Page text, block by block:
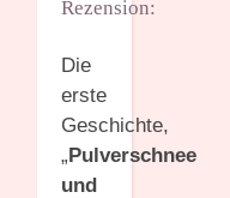
Rezension:
Die
erste
Geschichte,
„Pulverschnee
und